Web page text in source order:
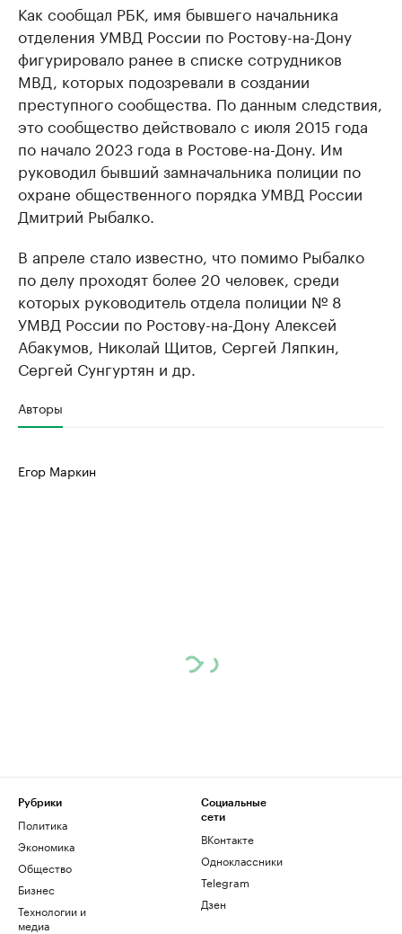
Как сообщал РБК, имя бывшего начальника
отделения УМВД России по Ростову-на-Дону
фигурировало ранее в списке сотрудников
МВД, которых подозревали в создании
преступного сообщества. По данным следствия,
это сообщество действовало с июля 2015 года
по начало 2023 года в Ростове-на-Дону. Им
руководил бывший замначальника полиции по
охране общественного порядка УМВД России
Дмитрий Рыбалко.
В апреле стало известно, что помимо Рыбалко
по делу проходят более 20 человек, среди
которых руководитель отдела полиции № 8
УМВД России по Ростову-на-Дону Алексей
Абакумов, Николай Щитов, Сергей Ляпкин,
Сергей Сунгуртян и др.
Авторы
Егор Маркин
Рубрики
Политика
Экономика
Общество
Бизнес
Технологии и
медиа
Социальные
сети
ВКонтакте
Одноклассники
Telegram
Дзен